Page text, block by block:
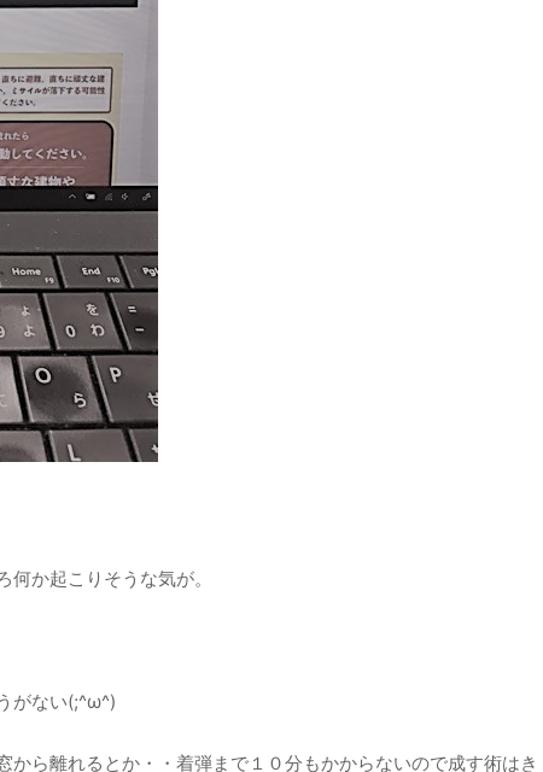
か起こりそうな気が。
がない(;^ω^)
ら離れるとか・・着弾まで１０分もかからないので成す術はき